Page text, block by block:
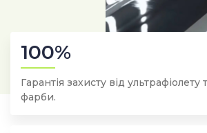
100%
Гарантія захисту від
фарби.